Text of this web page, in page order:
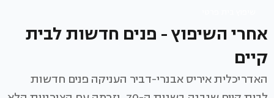
אחרי השיפוץ - פנים חדשות לבית
קיים
האדריכלית איריס אבנרי-דביר העניקה פנים חדשות